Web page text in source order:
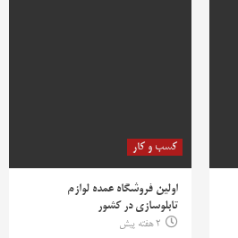
کسب و کار
اولین فروشگاه عمده لوازم
تابلوسازی در کشور
2 هفته پیش